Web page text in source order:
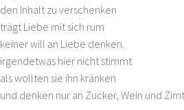
den Inhalt zu verschenken
trägt Liebe mit sich rum
keiner will an Liebe denken.
irgendetwas hier nicht stimmt
als wollten sie ihn kränken
und denken nur an Zucker, Wein und